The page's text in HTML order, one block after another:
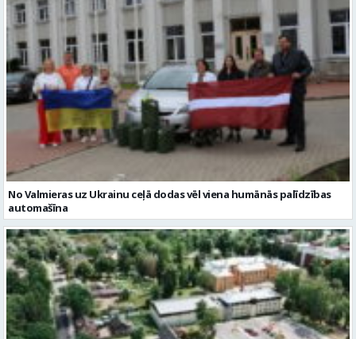
No Valmieras uz Ukrainu ceļā dodas vēl viena humānās palīdzības
automašīna